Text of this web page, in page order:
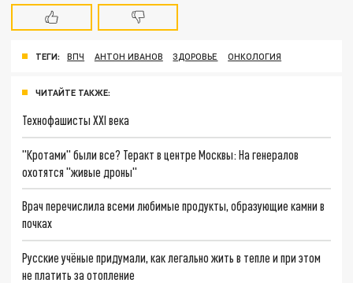
ТЕГИ: ВПЧ АНТОН ИВАНОВ ЗДОРОВЬЕ ОНКОЛОГИЯ
ЧИТАЙТЕ ТАКЖЕ:
Технофашисты XXI века
"Кротами" были все? Теракт в центре Москвы: На генералов
охотятся "живые дроны"
Врач перечислила всеми любимые продукты, образующие камни в
почках
Русские учёные придумали, как легально жить в тепле и при этом
не платить за отопление